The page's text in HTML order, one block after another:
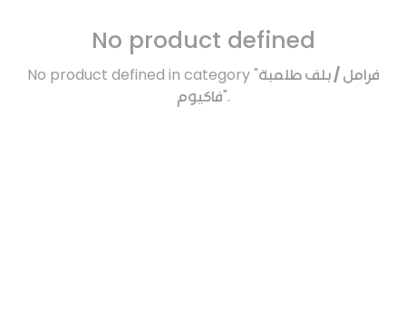
No product defined
No product defined in category "فرامل / بلف طلمبة
فاكيوم".